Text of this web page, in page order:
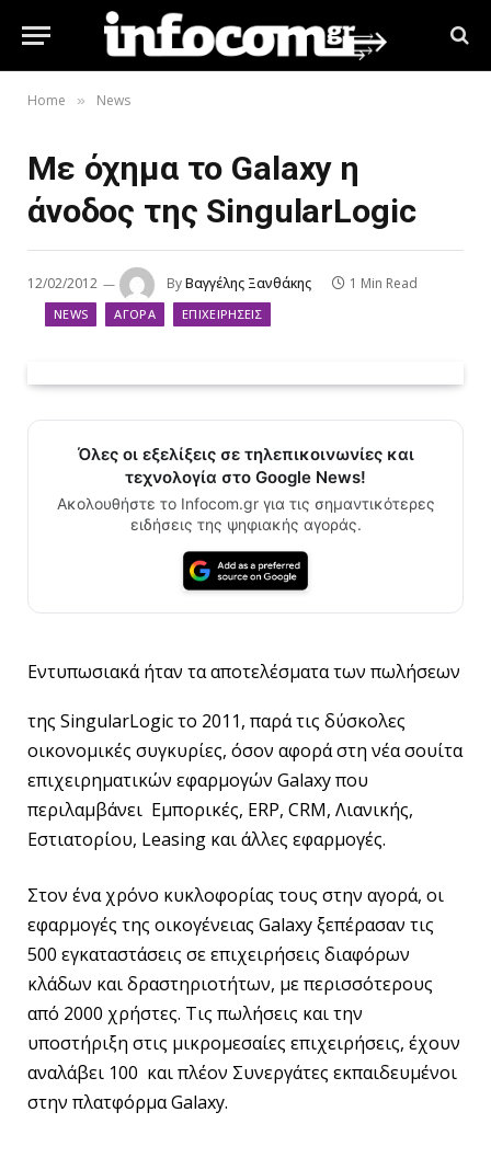
Home » News
Με όχημα το Galaxy η
άνοδος της SingularLogic
12/02/2012 ByΒαγγέλης Ξανθάκης 1 Min Read
NEWS ΑΓΟΡΆ ΕΠΙΧΕΙΡΉΣΕΙΣ
Όλες οι εξελίξεις σε τηλεπικοινωνίες και
τεχνολογία στο Google News!
Ακολουθήστε το Infocom.gr για τις σημαντικότερες
ειδήσεις της ψηφιακής αγοράς.
Εντυπωσιακά ήταν τα αποτελέσματα των πωλήσεων
της SingularLogic το 2011, παρά τις δύσκολες
οικονομικές συγκυρίες, όσον αφορά στη νέα σουίτα
επιχειρηματικών εφαρμογών Galaxy που
περιλαμβάνει Εμπορικές, ERP, CRM, Λιανικής,
Εστιατορίου, Leasing και άλλες εφαρμογές.
Στον ένα χρόνο κυκλοφορίας τους στην αγορά, οι
εφαρμογές της οικογένειας Galaxy ξεπέρασαν τις
500 εγκαταστάσεις σε επιχειρήσεις διαφόρων
κλάδων και δραστηριοτήτων, με περισσότερους
από 2000 χρήστες. Τις πωλήσεις και την
υποστήριξη στις μικρομεσαίες επιχειρήσεις, έχουν
αναλάβει 100 και πλέον Συνεργάτες εκπαιδευμένοι
στην πλατφόρμα Galaxy.